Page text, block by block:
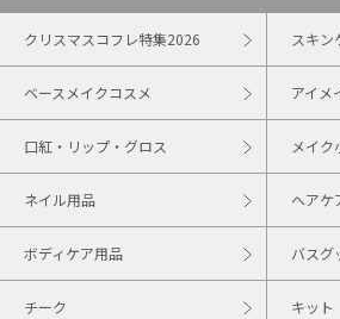
クリスマスコフレ特集2026 スキン
ベースメイクコスメ アイメ
口紅・リップ・グロス メイク
ネイル用品 ヘアケ
ボディケア用品 バスグ
チーク キット